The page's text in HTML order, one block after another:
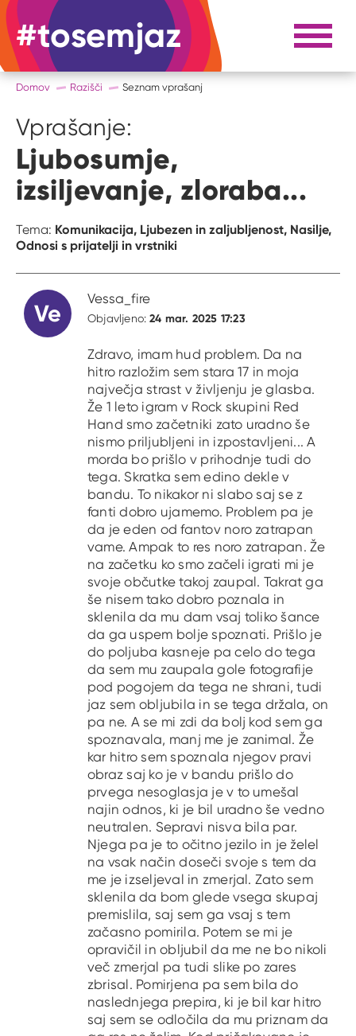
#tosemjaz #to sem jaz Razpri
Domov Razišči Seznam vprašanj
Vprašanje:
Ljubosumje,
izsiljevanje, zloraba...
Tema: Komunikacija, Ljubezen in zaljubljenost, Nasilje,
Odnosi s prijatelji in vrstniki
Ve
Vessa_fire
Objavljeno:24 mar. 2025 17:23
Zdravo, imam hud problem. Da na
hitro razložim sem stara 17 in moja
največja strast v življenju je glasba.
Že 1 leto igram v Rock skupini Red
Hand smo začetniki zato uradno še
nismo priljubljeni in izpostavljeni... A
morda bo prišlo v prihodnje tudi do
tega. Skratka sem edino dekle v
bandu. To nikakor ni slabo saj se z
fanti dobro ujamemo. Problem pa je
da je eden od fantov noro zatrapan
vame. Ampak to res noro zatrapan. Že
na začetku ko smo začeli igrati mi je
svoje občutke takoj zaupal. Takrat ga
še nisem tako dobro poznala in
sklenila da mu dam vsaj toliko šance
da ga uspem bolje spoznati. Prišlo je
do poljuba kasneje pa celo do tega
da sem mu zaupala gole fotografije
pod pogojem da tega ne shrani, tudi
jaz sem obljubila in se tega držala, on
pa ne. A se mi zdi da bolj kod sem ga
spoznavala, manj me je zanimal. Že
kar hitro sem spoznala njegov pravi
obraz saj ko je v bandu prišlo do
prvega nesoglasja je v to umešal
najin odnos, ki je bil uradno še vedno
neutralen. Sepravi nisva bila par.
Njega pa je to očitno jezilo in je želel
na vsak način doseči svoje s tem da
me je izseljeval in zmerjal. Zato sem
sklenila da bom glede vsega skupaj
premislila, saj sem ga vsaj s tem
začasno pomirila. Potem se mi je
opravičil in obljubil da me ne bo nikoli
več zmerjal pa tudi slike po zares
zbrisal. Pomirjena pa sem bila do
naslednjega prepira, ki je bil kar hitro
saj sem se odločila da mu priznam da